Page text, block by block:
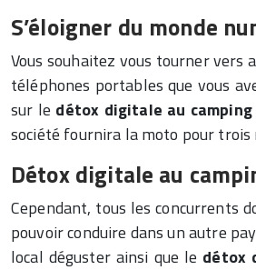
S’éloigner du monde
Vous souhaitez vous tourner vers
téléphones portables que vous
sur le détox digitale au camping
société fournira la moto pour
Détox digitale au
Cependant, tous les concurrents
pouvoir conduire dans un autre
local déguster ainsi que le détox